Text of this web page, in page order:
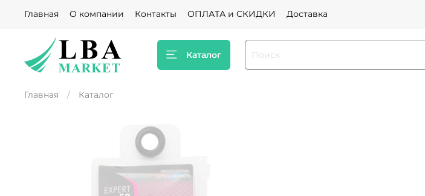
Главная О компании Контакты ОПЛАТА и СКИДКИ Доставка
Каталог
Главная Каталог